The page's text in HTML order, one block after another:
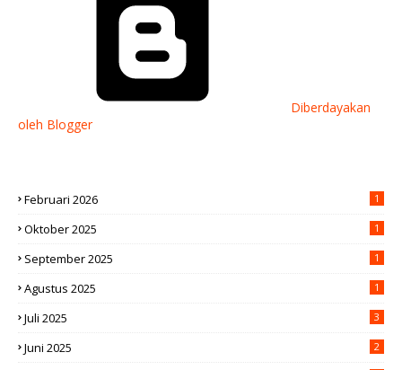
Diberdayakan
oleh Blogger
Februari 2026 1
Oktober 2025 1
September 2025 1
Agustus 2025 1
Juli 2025 3
Juni 2025 2